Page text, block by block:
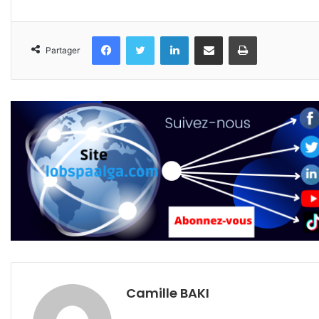
Partager
FacebookTwitter LinkedinPartager par email Imprimer
Camille BAKI